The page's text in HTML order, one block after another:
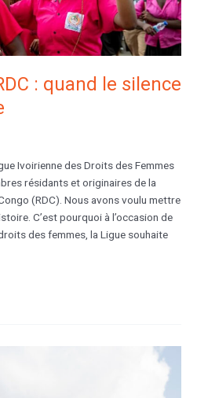
: quand le silence
Ivoirienne des Droits des Femmes
résidants et originaires de la
(RDC). Nous avons voulu mettre
C’est pourquoi à l’occasion de
des femmes, la Ligue souhaite